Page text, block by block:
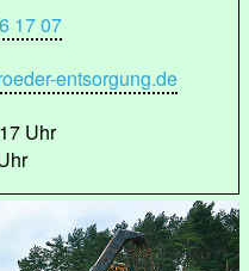
17 07
entsorgung.de
Uhr